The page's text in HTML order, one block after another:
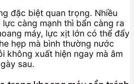
đặc biệt quan trọng. Nhiều
càng mạnh thì bẩn càng ra
máy, lực xịt lớn có thể đẩy
hẹp mà bình thường nước
không xuất hiện ngay mà âm
sau.